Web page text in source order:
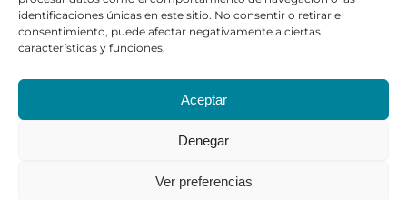
identificaciones únicas en este sitio. No consentir o retirar el
consentimiento, puede afectar negativamente a ciertas
características y funciones.
Aceptar
Denegar
Ver preferencias
© Copyright 2026 DEALSYS SLU |
Condiciones generales de venta
web desarrollado por+QueGusto S.C.